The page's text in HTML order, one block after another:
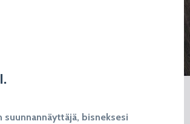
suunnannäyttäjä, bisneksesi